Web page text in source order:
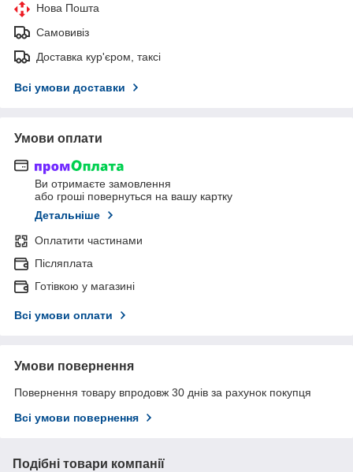
Нова Пошта
Самовивіз
Доставка кур'єром, таксі
Всі умови доставки
Умови оплати
Ви отримаєте замовлення
або гроші повернуться на вашу картку
Детальніше
Оплатити частинами
Післяплата
Готівкою у магазині
Всі умови оплати
Умови повернення
Повернення товару впродовж 30 днів за рахунок покупця
Всі умови повернення
Подібні товари компанії